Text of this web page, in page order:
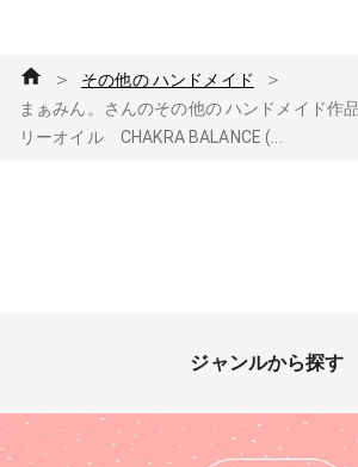
＞ その他の ハンドメイド ＞
まぁみん。さんのその他の ハンドメイド作
リーオイル CHAKRA BALANCE (...
ジャンルから探す